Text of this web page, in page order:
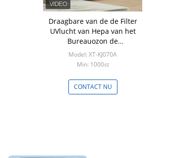
Draagbare van de de Filter
UVlucht van Hepa van het
Bureauozon de
Zuiveringsinstallatiebevochtiging
Model: XT-KJ070A
Min: 1000st
CONTACT NU